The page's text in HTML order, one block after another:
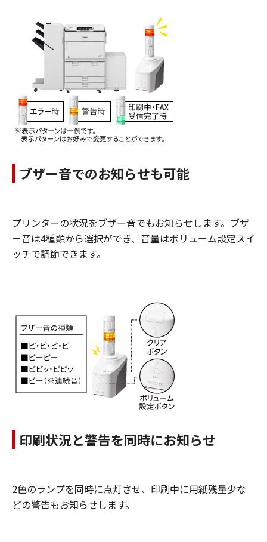
ブザー音でのお知らせも可能
プリンターの状況をブザー音でもお知らせします。ブザ
ー音は4種類から選択ができ、音量はボリューム設定スイ
ッチで調節できます。
印刷状況と警告を同時にお知らせ
2色のランプを同時に点灯させ、印刷中に用紙残量少な
どの警告もお知らせします。